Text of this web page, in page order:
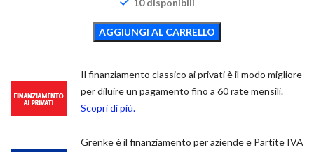
10 disponibili
AGGIUNGI AL CARRELLO
Il finanziamento classico ai privati è il modo migliore
per diluire un pagamento fino a 60 rate mensili.
Scopri di più.
Grenke è il finanziamento per aziende e Partite IVA